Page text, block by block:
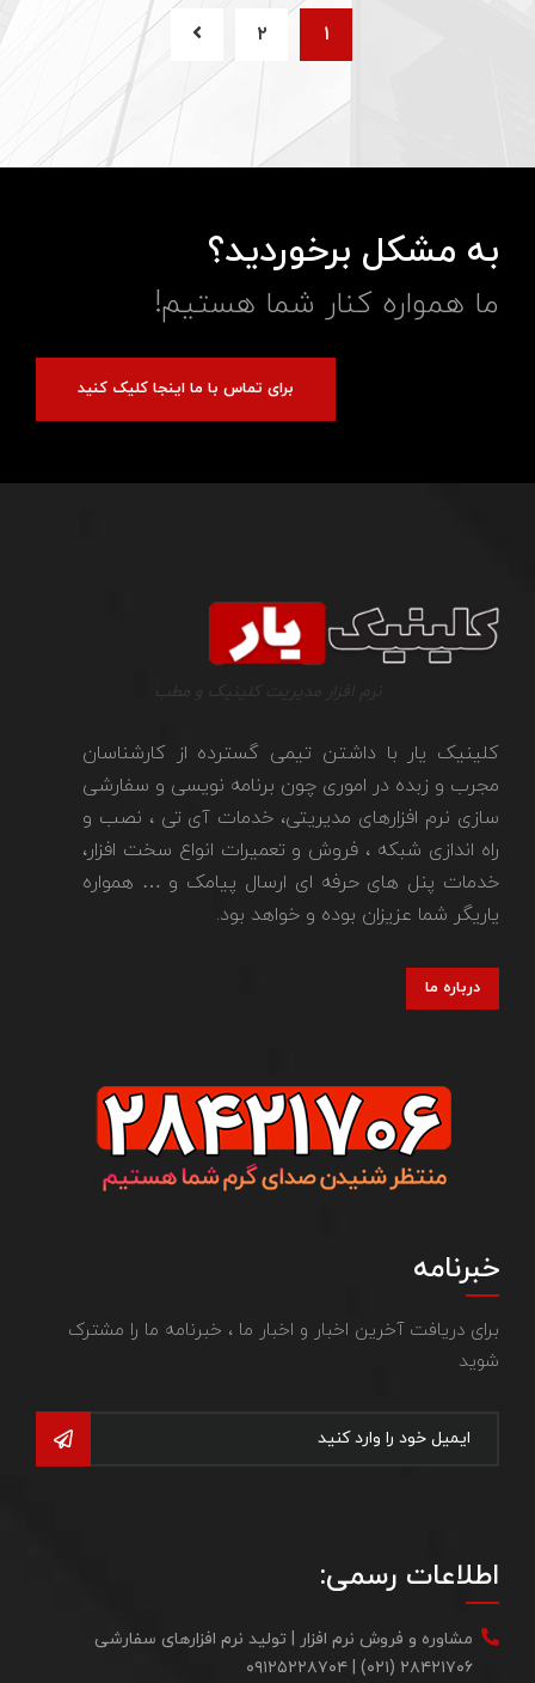
۱ ۲
به مشکل برخوردید؟
ما همواره کنار شما هستیم!
برای تماس با ما اینجا کلیک کنید
کلینیک یار با داشتن تیمی گسترده از کارشناسان
مجرب و زبده در اموری چون برنامه نویسی و سفارشی
سازی نرم افزارهای مدیریتی، خدمات آی تی ، نصب و
راه اندازی شبکه ، فروش و تعمیرات انواع سخت افزار،
خدمات پنل های حرفه ای ارسال پیامک و … همواره
یاریگر شما عزیزان بوده و خواهد بود.
درباره ما
خبرنامه
برای دریافت آخرین اخبار و اخبار ما ، خبرنامه ما را مشترک
شوید
اطلاعات رسمی:
مشاوره و فروش نرم افزار | تولید نرم افزارهای سفارشی
۲۸۴۲۱۷۰۶ (۰۲۱) | ۰۹۱۲۵۲۲۸۷۰۴